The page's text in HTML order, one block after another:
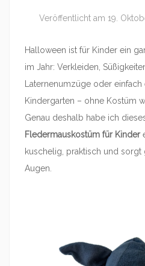
Veröffentlicht am 19.
Halloween ist für Kinder ein
im Jahr: Verkleiden,
Laternenumzüge oder einfach
Kindergarten – ohne Kostüm
Genau deshalb habe ich
Fledermauskostüm für Kinder
kuschelig, praktisch und
Augen.